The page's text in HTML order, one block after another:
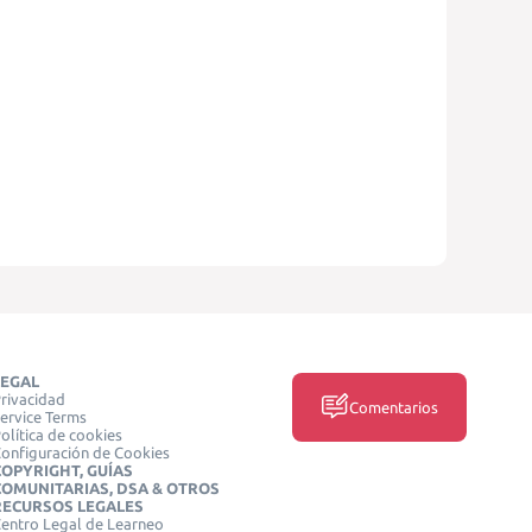
Terms
de cookies
de Cookies
GUÍAS
DSA & OTROS
LEGALES
Legal de Learneo
Comentarios